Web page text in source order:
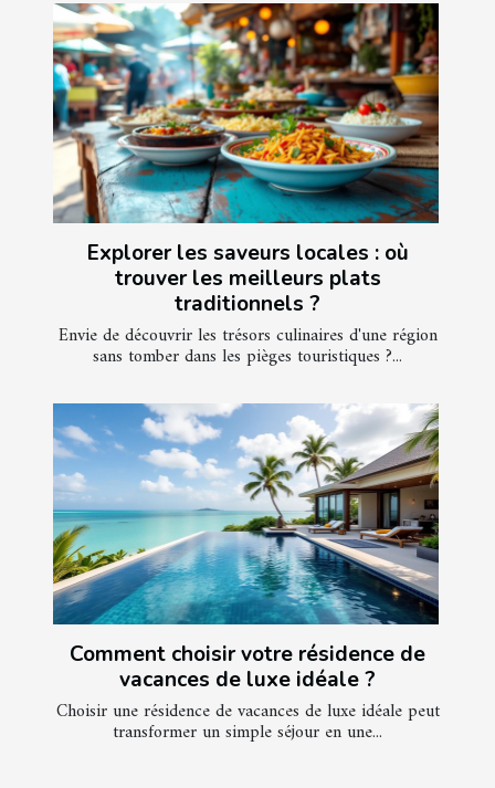
Explorer les saveurs locales : où
trouver les meilleurs plats
traditionnels ?
Envie de découvrir les trésors culinaires d'une région
sans tomber dans les pièges touristiques ?...
Comment choisir votre résidence de
vacances de luxe idéale ?
Choisir une résidence de vacances de luxe idéale peut
transformer un simple séjour en une...